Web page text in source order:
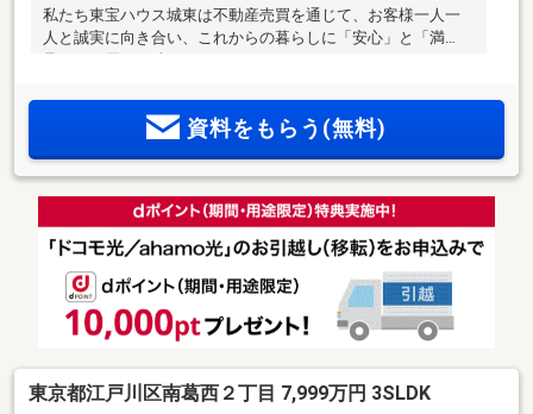
私たち東宝ハウス城東は不動産売買を通じて、お客様一人一
人と誠実に向き合い、これからの暮らしに「安心」と「満
足」をお届けし続けていきます。
資料をもらう(無料)
東京都江戸川区南葛西２丁目 7,999万円 3SLDK